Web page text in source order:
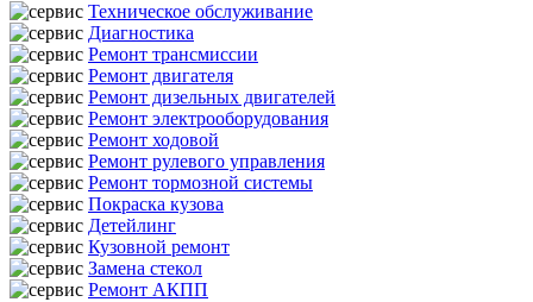
Техническое обслуживание
Диагностика
Ремонт трансмиссии
Ремонт двигателя
Ремонт дизельных двигателей
Ремонт электрооборудования
Ремонт ходовой
Ремонт рулевого управления
Ремонт тормозной системы
Покраска кузова
Детейлинг
Кузовной ремонт
Замена стекол
Ремонт АКПП